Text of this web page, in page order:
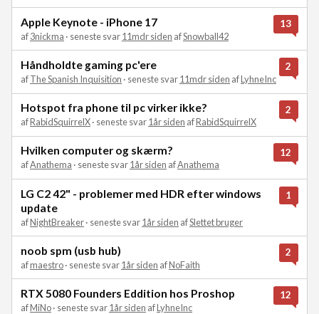
Apple Keynote - iPhone 17
af3nickma · seneste svar11mdr siden afSnowball42
13
Håndholdte gaming pc'ere
afThe Spanish Inquisition · seneste svar11mdr siden afLyhneInc
2
Hotspot fra phone til pc virker ikke?
afRabidSquirrelX· seneste svar1år siden afRabidSquirrelX
2
Hvilken computer og skærm?
afAnathema · seneste svar1år siden afAnathema
12
LG C2 42" - problemer med HDR efter windows
update
afNightBreaker· seneste svar1år siden afSlettet bruger
1
noob spm (usb hub)
afmaestro· seneste svar1år siden afNoFaith
2
RTX 5080 Founders Eddition hos Proshop
afMiNo· seneste svar1år siden afLyhneInc
12